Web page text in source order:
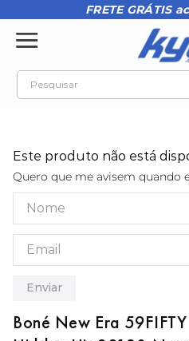
FRETE GRÁTIS
Pesquisar
Este produto não está
Quero que me avisem quando
Enviar
Boné New Era 59FIFTY
3º teeth bomber 3
4º boné
5º kenner
6
º regata